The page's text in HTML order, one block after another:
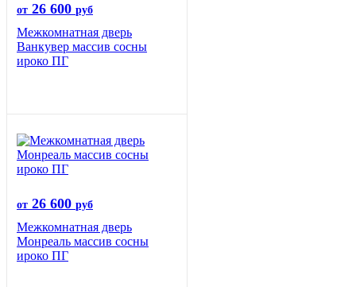
от 26 600 руб
Межкомнатная дверь
Ванкувер массив сосны
ироко ПГ
от 26 600 руб
Межкомнатная дверь
Монреаль массив сосны
ироко ПГ